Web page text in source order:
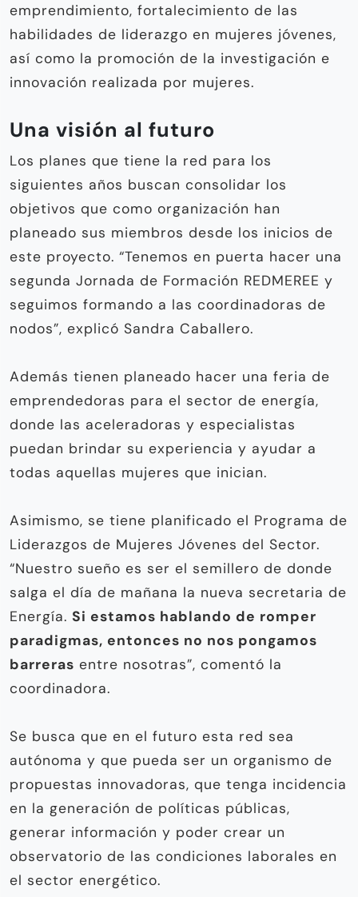
emprendimiento, fortalecimiento de las
habilidades de liderazgo en mujeres jóvenes,
así como la promoción de la investigación e
innovación realizada por mujeres.
Una visión al futuro
Los planes que tiene la red para los
siguientes años buscan consolidar los
objetivos que como organización han
planeado sus miembros desde los inicios de
este proyecto. “Tenemos en puerta hacer una
segunda Jornada de Formación REDMEREE y
seguimos formando a las coordinadoras de
nodos”, explicó Sandra Caballero.
Además tienen planeado hacer una feria de
emprendedoras para el sector de energía,
donde las aceleradoras y especialistas
puedan brindar su experiencia y ayudar a
todas aquellas mujeres que inician.
Asimismo, se tiene planificado el Programa de
Liderazgos de Mujeres Jóvenes del Sector.
“Nuestro sueño es ser el semillero de donde
salga el día de mañana la nueva secretaria de
Energía. Si estamos hablando de romper
paradigmas, entonces no nos pongamos
barreras entre nosotras”, comentó la
coordinadora.
Se busca que en el futuro esta red sea
autónoma y que pueda ser un organismo de
propuestas innovadoras, que tenga incidencia
en la generación de políticas públicas,
generar información y poder crear un
observatorio de las condiciones laborales en
el sector energético.